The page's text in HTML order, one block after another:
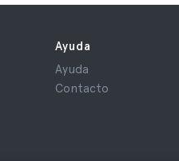
Ayuda
Ayuda
Contacto